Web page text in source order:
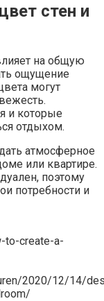
стен и
на общую
ощущение
могут
и которые
отдыхом.
атмосферное
или квартире.
поэтому
потребности и
to-create-a-
2020/12/14/